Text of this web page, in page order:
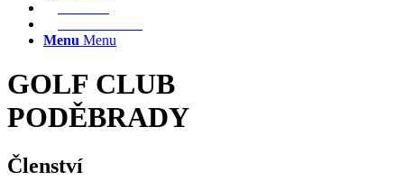
Menu Menu
GOLF CLUB
PODĚBRADY
Členství